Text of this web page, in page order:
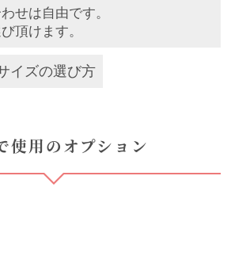
せは自由です。
頂けます。
イズの選び方
使用のオプション